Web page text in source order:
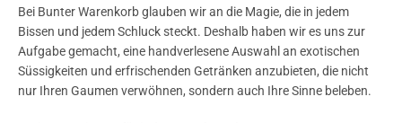
Bei Bunter Warenkorb glauben wir an die Magie, die in jedem
Bissen und jedem Schluck steckt. Deshalb haben wir es uns zur
Aufgabe gemacht, eine handverlesene Auswahl an exotischen
Süssigkeiten und erfrischenden Getränken anzubieten, die nicht
nur Ihren Gaumen verwöhnen, sondern auch Ihre Sinne beleben.